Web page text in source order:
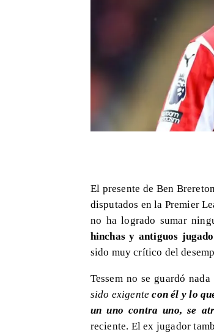
El presente de Ben
disputados en la Premier
no ha logrado sumar
hinchas y antiguos
sido muy crítico del
Tessem no se guardó
sido exigentecon él y lo
un uno contra uno, se
reciente. El ex jugador